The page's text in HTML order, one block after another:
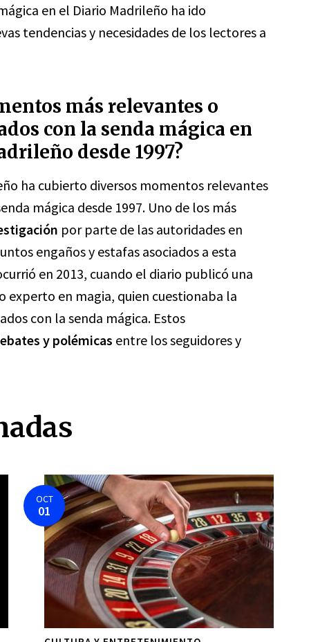
en el Diario Madrileño ha ido
tendencias y necesidades de los lectores a
más relevantes o
con la senda mágica en
desde 1997?
ha cubierto diversos momentos relevantes
mágica desde 1997. Uno de los más
por parte de las autoridades en
engaños y estafas asociados a esta
en 2013, cuando el diario publicó una
experto en magia, quien cuestionaba la
con la senda mágica. Estos
y polémicas entre los seguidores y
OCT
01